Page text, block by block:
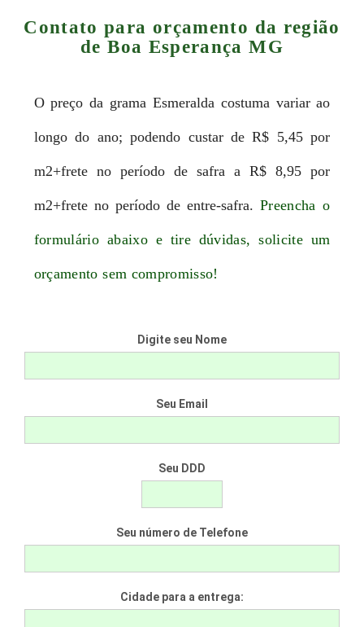
Contato para orçamento da região
de Boa Esperança MG
O preço da grama Esmeralda costuma variar ao
longo do ano; podendo custar de R$ 5,45 por
m2+frete no período de safra a R$ 8,95 por
m2+frete no período de entre-safra. Preencha o
formulário abaixo e tire dúvidas, solicite um
orçamento sem compromisso!
Digite seu Nome
Seu Email
Seu DDD
Seu número de Telefone
Cidade para a entrega: